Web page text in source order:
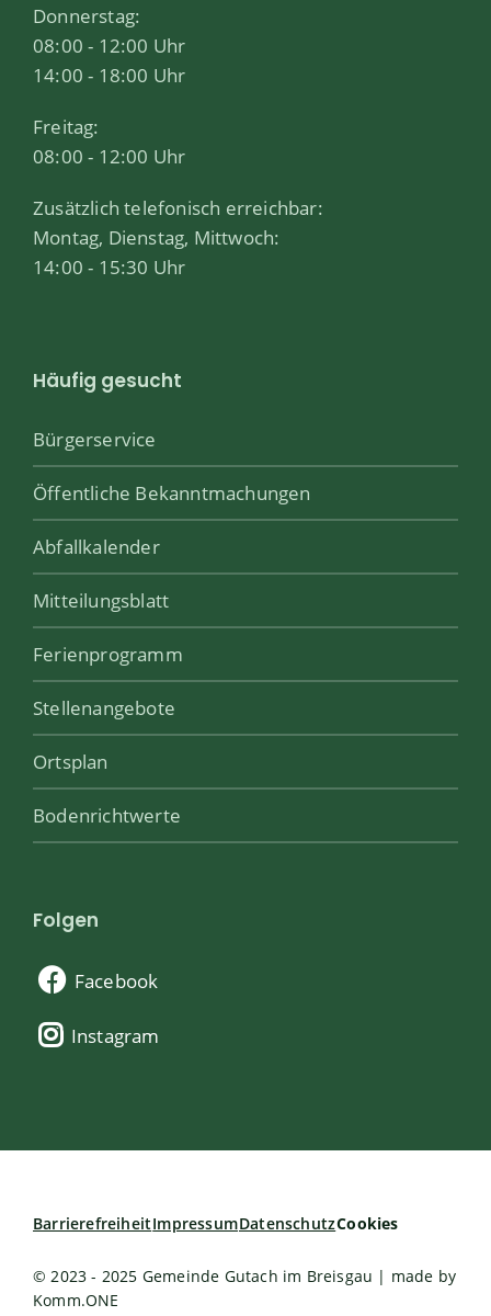
Donnerstag:
08:00 - 12:00 Uhr
14:00 - 18:00 Uhr
Freitag:
08:00 - 12:00 Uhr
Zusätzlich telefonisch erreichbar:
Montag, Dienstag, Mittwoch:
14:00 - 15:30 Uhr
Häufig gesucht
Bürgerservice
Öffentliche Bekanntmachungen
Abfallkalender
Mitteilungsblatt
Ferienprogramm
Stellenangebote
Ortsplan
Bodenrichtwerte
Folgen
Facebook
Instagram
BarrierefreiheitImpressumDatenschutzCookies
© 2023 - 2025 Gemeinde Gutach im Breisgau | made by
Komm.ONE